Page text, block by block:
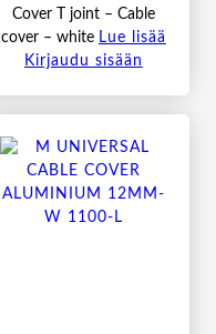
Cover T joint – Cable
cover – white Lue lisää
Kirjaudu sisään